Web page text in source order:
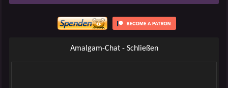
Amalgam-Chat - Schließen